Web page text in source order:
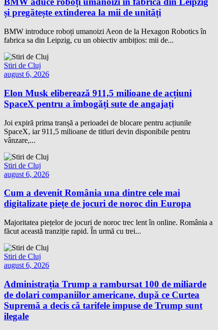
și pregătește extinderea la mii de unități
BMW introduce roboți umanoizi Aeon de la Hexagon Robotics în
fabrica sa din Leipzig, cu un obiectiv ambițios: mii de...
Stiri de Cluj
august 6, 2026
Elon Musk eliberează 911,5 milioane de acțiuni
SpaceX pentru a îmbogăți sute de angajați
Joi expiră prima tranșă a perioadei de blocare pentru acțiunile
SpaceX, iar 911,5 milioane de titluri devin disponibile pentru
vânzare,...
Stiri de Cluj
august 6, 2026
Cum a devenit România una dintre cele mai
digitalizate piețe de jocuri de noroc din Europa
Majoritatea piețelor de jocuri de noroc trec lent în online. România a
făcut această tranziție rapid. În urmă cu trei...
Stiri de Cluj
august 6, 2026
Administrația Trump a rambursat 100 de miliarde
de dolari companiilor americane, după ce Curtea
Supremă a decis că tarifele impuse de Trump sunt
ilegale